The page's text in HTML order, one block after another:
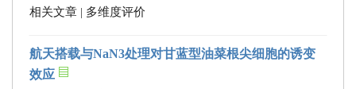
相关文章 | 多维度评价
航天搭载与NaN3处理对甘蓝型油菜根尖细胞的诱变
效应